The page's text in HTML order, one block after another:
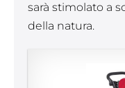
sarà stimolato a
della natura.